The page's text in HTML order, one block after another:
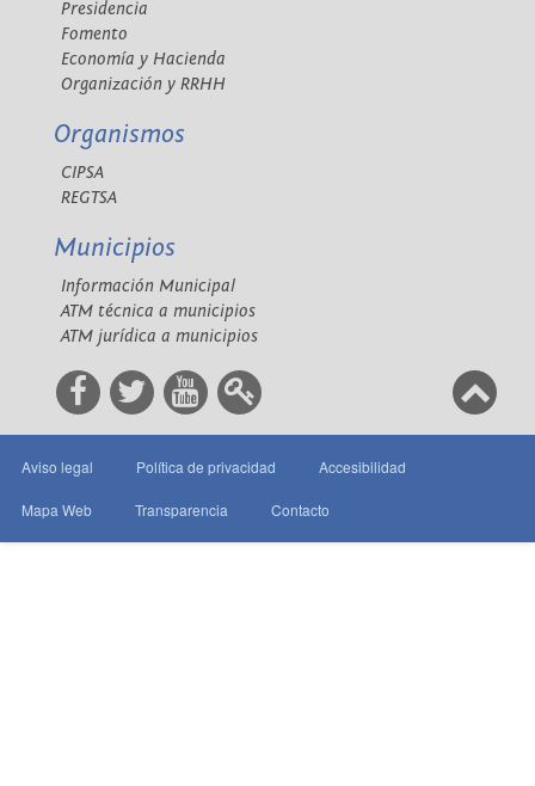
Presidencia
Fomento
Economía y Hacienda
Organización y RRHH
Organismos
CIPSA
REGTSA
Municipios
Información Municipal
ATM técnica a municipios
ATM jurídica a municipios
Aviso legal Política de privacidad Accesibilidad
Mapa Web Transparencia Contacto